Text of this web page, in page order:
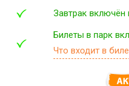
Завтрак включён
Билеты в парк
Что входит в